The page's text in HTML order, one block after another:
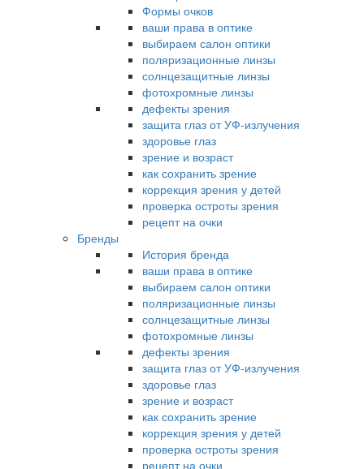
Формы очков
ваши права в оптике
выбираем салон оптики
поляризационные линзы
солнцезащитные линзы
фотохромные линзы
дефекты зрения
защита глаз от УФ-излучения
здоровье глаз
зрение и возраст
как сохранить зрение
коррекция зрения у детей
проверка остроты зрения
рецепт на очки
Бренды
История бренда
ваши права в оптике
выбираем салон оптики
поляризационные линзы
солнцезащитные линзы
фотохромные линзы
дефекты зрения
защита глаз от УФ-излучения
здоровье глаз
зрение и возраст
как сохранить зрение
коррекция зрения у детей
проверка остроты зрения
рецепт на очки